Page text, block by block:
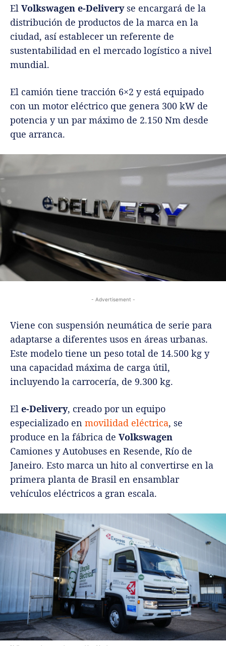
El Volkswagen e-Delivery se encargará de la
distribución de productos de la marca en la
ciudad, así establecer un referente de
sustentabilidad en el mercado logístico a nivel
mundial.
El camión tiene tracción 6×2 y está equipado
con un motor eléctrico que genera 300 kW de
potencia y un par máximo de 2.150 Nm desde
que arranca.
- Advertisement -
Viene con suspensión neumática de serie para
adaptarse a diferentes usos en áreas urbanas.
Este modelo tiene un peso total de 14.500 kg y
una capacidad máxima de carga útil,
incluyendo la carrocería, de 9.300 kg.
El e-Delivery, creado por un equipo
especializado en movilidad eléctrica, se
produce en la fábrica de Volkswagen
Camiones y Autobuses en Resende, Río de
Janeiro. Esto marca un hito al convertirse en la
primera planta de Brasil en ensamblar
vehículos eléctricos a gran escala.